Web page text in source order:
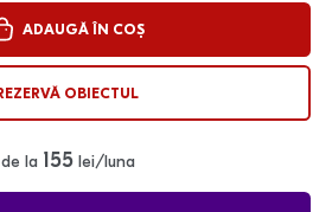
ADAUGĂ ÎN COȘ
OBIECTUL
de la 155lei/luna